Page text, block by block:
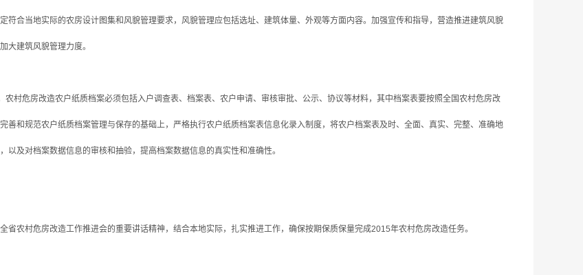
符合当地实际的农房设计图集和风貌管理要求，风貌管理应包括选址、建筑体量、外观等方面内容。加强宣传和指导，营造推进建筑风貌
大建筑风貌管理力度。
村危房改造农户纸质档案必须包括入户调查表、档案表、农户申请、审核审批、公示、协议等材料，其中档案表要按照全国农村危房改
善和规范农户纸质档案管理与保存的基础上，严格执行农户纸质档案表信息化录入制度，将农户档案表及时、全面、真实、完整、准确地
及对档案数据信息的审核和抽验，提高档案数据信息的真实性和准确性。
村危房改造工作推进会的重要讲话精神，结合本地实际，扎实推进工作，确保按期保质保量完成2015年农村危房改造任务。